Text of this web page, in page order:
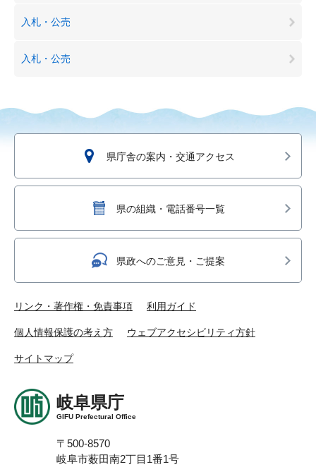
入札・公売
入札・公売
県庁舎の案内・交通アクセス
県の組織・電話番号一覧
県政へのご意見・ご提案
リンク・著作権・免責事項 利用ガイド
個人情報保護の考え方 ウェブアクセシビリティ方針
サイトマップ
岐阜県庁
GIFU Prefectural Office
〒500-8570
岐阜市薮田南2丁目1番1号